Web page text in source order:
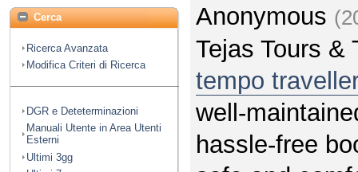
Cerca
Ricerca Avanzata
Modifica Criteri di Ricerca
DGR e Deteterminazioni
Manuali Utente in Area Utenti
Esterni
Ultimi 3gg
Anonymous
Tejas Tours &
tempo
well-
hassle-free